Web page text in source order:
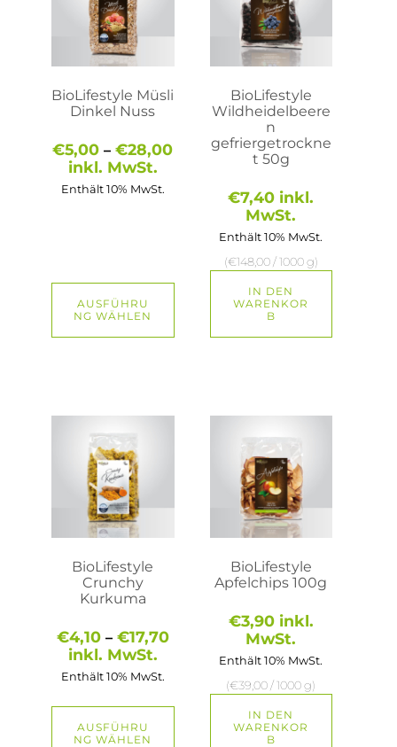
BioLifestyle Müsli
Dinkel Nuss
€5,00 –€28,00Preisspanne:
inkl. MwSt.
Enthält 10% MwSt.
AUSFÜHRU
NG WÄHLEN
Varianten
Optionen
auf
der
gewählt
werden
BioLifestyle
Wildheidelbeere
n
gefriergetrockne
t 50g
€7,40 inkl.
MwSt.
Enthält 10% MwSt.
(€148,00/ 1000 g)
IN DEN
WARENKOR
B
BioLifestyle
Crunchy
Kurkuma
€4,10 – €17,70Preisspanne:
inkl. MwSt.
Enthält 10% MwSt.
AUSFÜHRU
NG WÄHLEN
Produkt
mehrere
Varianten
Optionen
auf
Produktseite
werden
BioLifestyle
Apfelchips 100g
€3,90 inkl.
MwSt.
Enthält 10% MwSt.
(€39,00/ 1000 g)
IN DEN
WARENKOR
B